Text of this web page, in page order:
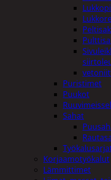
Puristimet
Puukot
Sahat
Korjaamotyökalut
Lämmittimet